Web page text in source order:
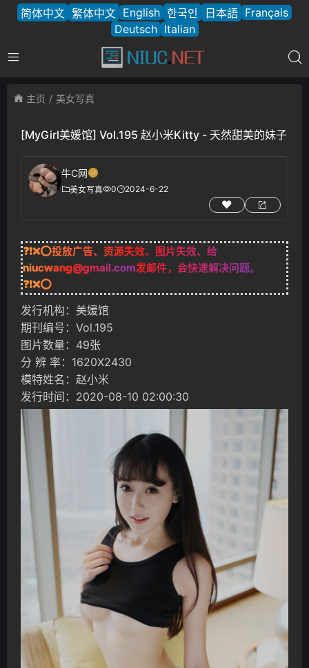
简体中文 繁体中文 English 한국인 日本語 Français
Deutsch Italian
主页 美女写真
[MyGirl美媛馆] Vol.195 赵小米Kitty - 天然甜美的妹子
牛C网
美女写真 0 2024-6-22
❓❗❌⭕投放广告、资源失效、图片失效、给
niucwang@gmail.com发邮件，会快速解决问题。
❓❗❌⭕
发行机构：美媛馆
期刊编号：Vol.195
图片数量：49张
分 辨 率：1620X2430
模特姓名：赵小米
发行时间：2020-08-10 02:00:30